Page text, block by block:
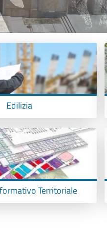
Edilizia
Territoriale